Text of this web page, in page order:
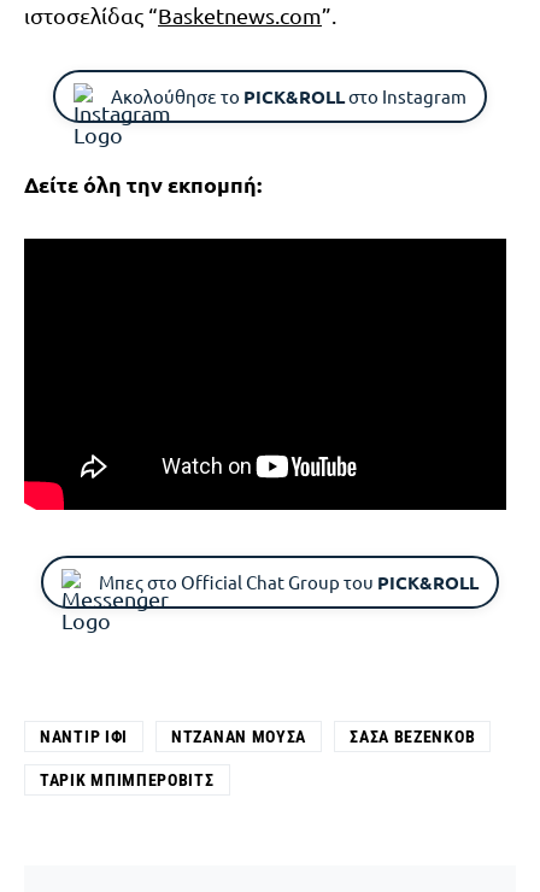
ιστοσελίδας “Basketnews.com”.
Ακολούθησε το PICK&ROLLστο Instagram
Δείτε όλη την εκπομπή:
Μπες στο Official Chat Group του PICK&ROLL
ΝΑΝΤΊΡ ΙΦΊ ΝΤΖΆΝΑΝ ΜΟΎΣΑ ΣΆΣΑ ΒΕΖΈΝΚΟΒ
ΤΑΡΊΚ ΜΠΙΜΠΈΡΟΒΙΤΣ